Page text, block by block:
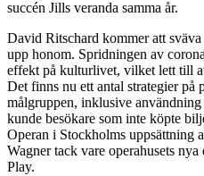
succén Jills veranda samma år.
David Ritschard kommer att
upp honom. Spridningen av
effekt på kulturlivet, vilket lett till
Det finns nu ett antal strategier på
målgruppen, inklusive
kunde besökare som inte köpte
Operan i Stockholms uppsättning
Wagner tack vare operahusets
Play.